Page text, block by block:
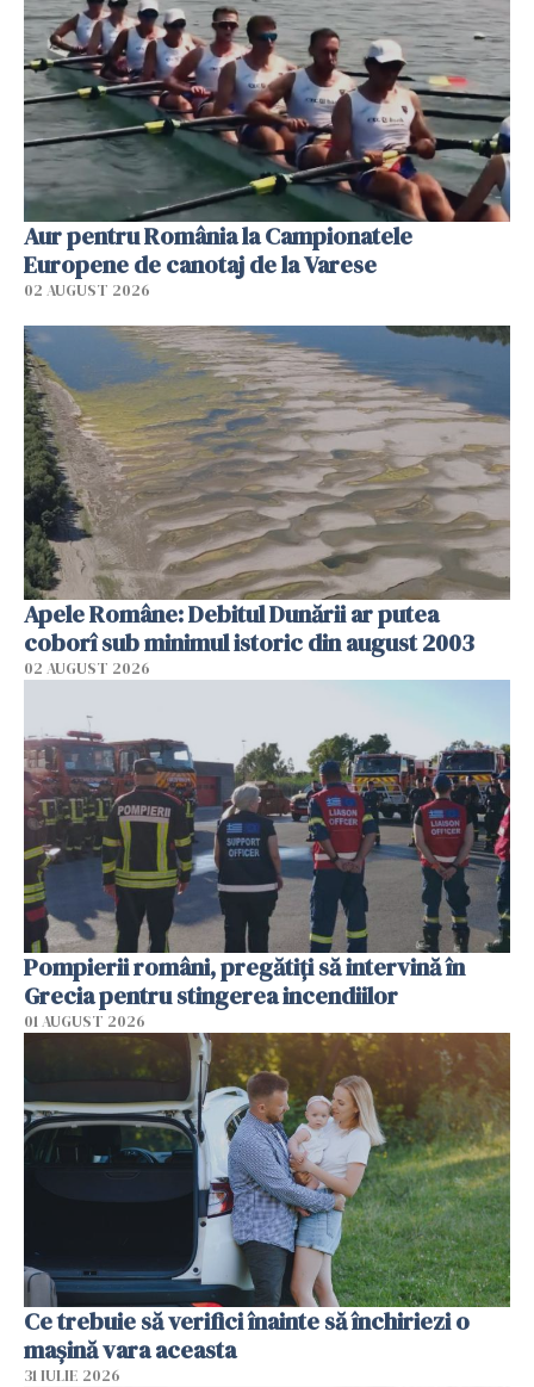
Aur pentru România la Campionatele
Europene de canotaj de la Varese
02 AUGUST 2026
Apele Române: Debitul Dunării ar putea
coborî sub minimul istoric din august 2003
02 AUGUST 2026
Pompierii români, pregătiţi să intervină în
Grecia pentru stingerea incendiilor
01 AUGUST 2026
Ce trebuie să verifici înainte să închiriezi o
mașină vara aceasta
31 IULIE 2026